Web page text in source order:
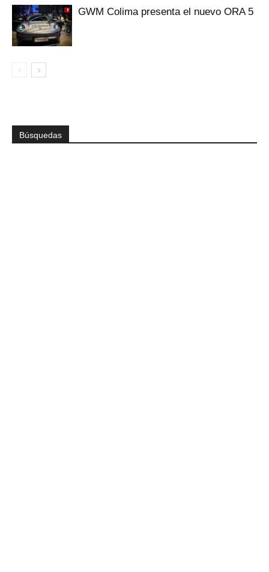
GWM Colima presenta el nuevo ORA 5
Búsquedas